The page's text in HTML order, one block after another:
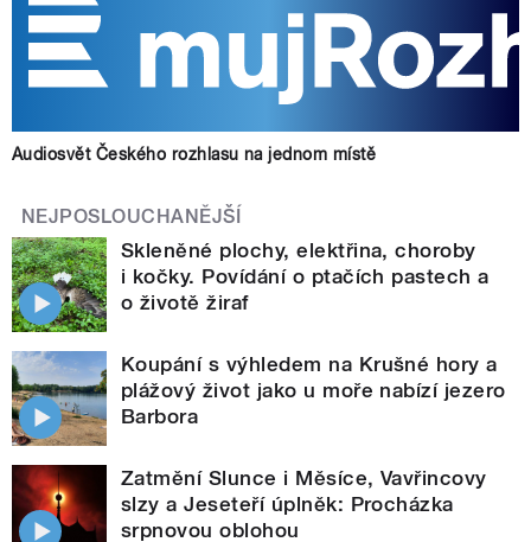
Audiosvět Českého rozhlasu na jednom místě
NEJPOSLOUCHANĚJŠÍ
Skleněné plochy, elektřina, choroby
i kočky. Povídání o ptačích pastech a
o životě žiraf
Koupání s výhledem na Krušné hory a
plážový život jako u moře nabízí jezero
Barbora
Zatmění Slunce i Měsíce, Vavřincovy
slzy a Jeseteří úplněk: Procházka
srpnovou oblohou